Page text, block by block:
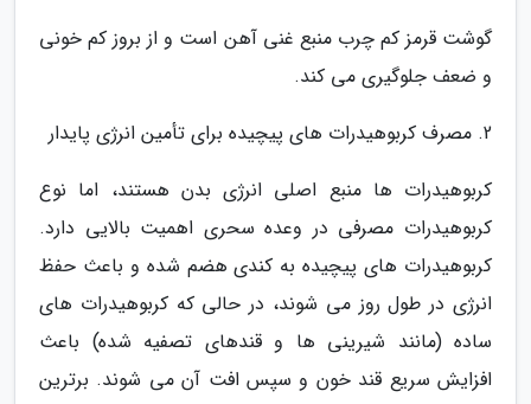
گوشت قرمز کم چرب منبع غنی آهن است و از بروز کم خونی
و ضعف جلوگیری می کند.
2. مصرف کربوهیدرات های پیچیده برای تأمین انرژی پایدار
کربوهیدرات ها منبع اصلی انرژی بدن هستند، اما نوع
کربوهیدرات مصرفی در وعده سحری اهمیت بالایی دارد.
کربوهیدرات های پیچیده به کندی هضم شده و باعث حفظ
انرژی در طول روز می شوند، در حالی که کربوهیدرات های
ساده (مانند شیرینی ها و قندهای تصفیه شده) باعث
افزایش سریع قند خون و سپس افت آن می شوند. برترین